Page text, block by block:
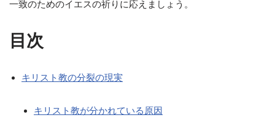
一致のためのイエスの祈りに応えましょう。
目次
キリスト教の分裂の現実
キリスト教が分かれている原因